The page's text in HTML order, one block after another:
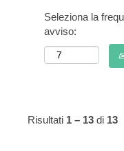
Seleziona la
avviso:
Risultati 1 – 13 di 13